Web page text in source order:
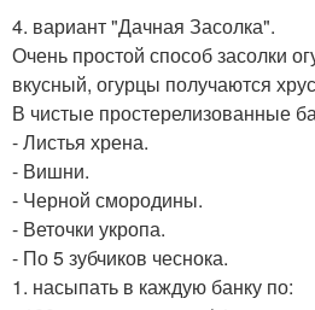
4. вариант "Дачная Засолка".
Очень простой способ засолки
вкусный, огурцы получаются
В чистые простерелизованные
- Листья хрена.
- Вишни.
- Черной смородины.
- Веточки укропа.
- По 5 зубчиков чеснока.
1. насыпать в каждую банку по: